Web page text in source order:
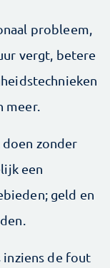
probleem,
vergt, betere
meer.
zonder
een
geld en
inziens de fout